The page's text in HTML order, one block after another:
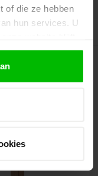
of die ze hebben
hun services. U